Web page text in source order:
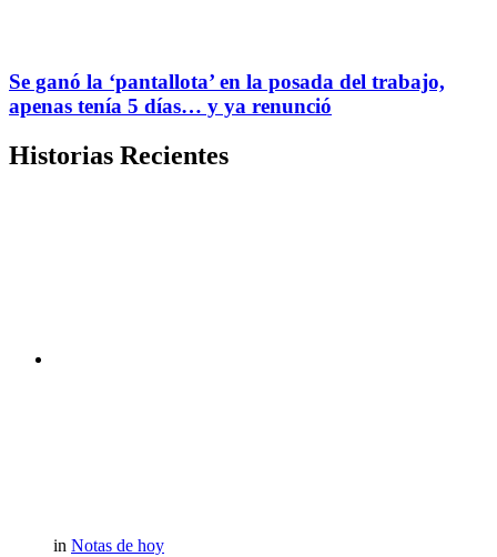
Se ganó la ‘pantallota’ en la posada del trabajo,
apenas tenía 5 días… y ya renunció
Historias Recientes
in Notas de hoy